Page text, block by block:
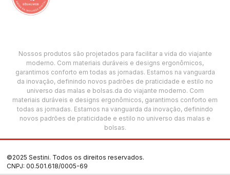
Nossos produtos são projetados para facilitar a vida do viajante
moderno. Com materiais duráveis e designs ergonômicos,
garantimos conforto em todas as jornadas. Estamos na vanguarda
da inovação, definindo novos padrões de praticidade e estilo no
universo das malas e bolsas.da do viajante moderno. Com
materiais duráveis e designs ergonômicos, garantimos conforto em
todas as jornadas. Estamos na vanguarda da inovação, definindo
novos padrões de praticidade e estilo no universo das malas e
bolsas.
©2025 Sestini. Todos os direitos reservados.
CNPJ: 00.501.618/0005-69